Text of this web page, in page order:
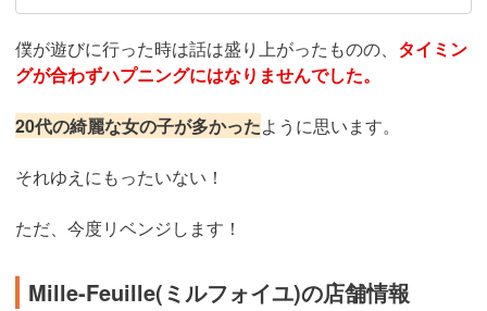
僕が遊びに行った時は話は盛り上がったものの、 タイミン
グが合わずハプニングにはなりませんでした。
20代の綺麗な女の子が多かったように思います。
それゆえにもったいない！
ただ、今度リベンジします！
Mille-Feuille(ミルフォイユ)の店舗情報